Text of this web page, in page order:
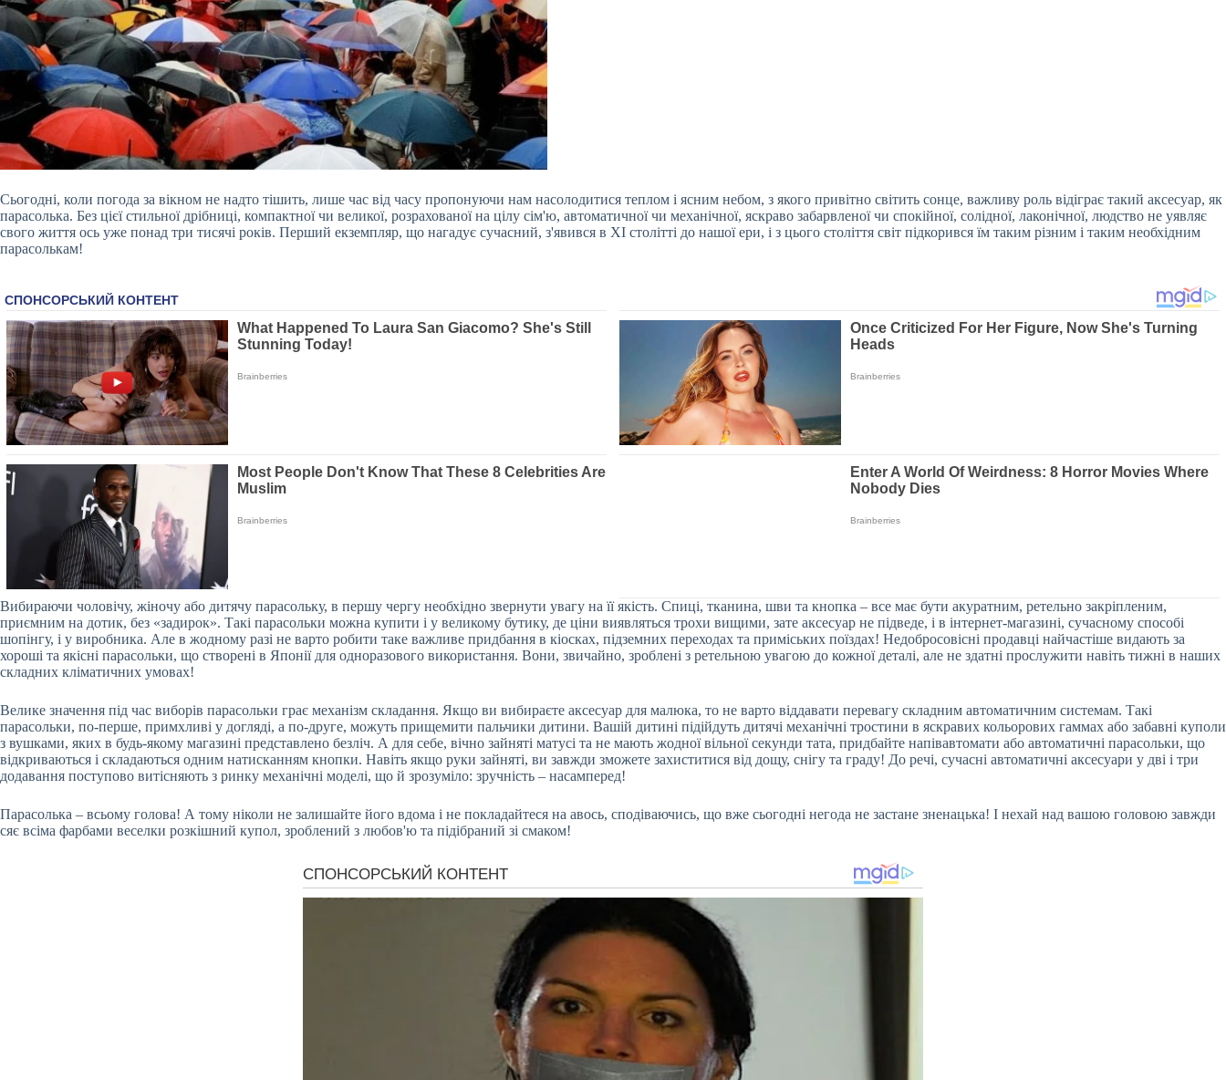
Сьогодні, коли погода за вікном не надто тішить, лише час від часу пропонуючи нам насолодитися теплом і ясним небом, з якого привітно світить сонце, важливу роль відіграє такий аксесуар, як
парасолька. Без цієї стильної дрібниці, компактної чи великої, розрахованої на цілу сім'ю, автоматичної чи механічної, яскраво забарвленої чи спокійної, солідної, лаконічної, людство не уявляє
свого життя ось уже понад три тисячі років. Перший екземпляр, що нагадує сучасний, з'явився в XI столітті до нашої ери, і з цього століття світ підкорився їм таким різним і таким необхідним
парасолькам!
Вибираючи чоловічу, жіночу або дитячу парасольку, в першу чергу необхідно звернути увагу на її якість. Спиці, тканина, шви та кнопка – все має бути акуратним, ретельно закріпленим,
приємним на дотик, без «задирок». Такі парасольки можна купити і у великому бутику, де ціни виявляться трохи вищими, зате аксесуар не підведе, і в інтернет-магазині, сучасному способі
шопінгу, і у виробника. Але в жодному разі не варто робити таке важливе придбання в кіосках, підземних переходах та приміських поїздах! Недобросовісні продавці найчастіше видають за
хороші та якісні парасольки, що створені в Японії для одноразового використання. Вони, звичайно, зроблені з ретельною увагою до кожної деталі, але не здатні прослужити навіть тижні в наших
складних кліматичних умовах!
Велике значення під час виборів парасольки грає механізм складання. Якщо ви вибираєте аксесуар для малюка, то не варто віддавати перевагу складним автоматичним системам. Такі
парасольки, по-перше, примхливі у догляді, а по-друге, можуть прищемити пальчики дитини. Вашій дитині підійдуть дитячі механічні тростини в яскравих кольорових гаммах або забавні куполи
з вушками, яких в будь-якому магазині представлено безліч. А для себе, вічно зайняті матусі та не мають жодної вільної секунди тата, придбайте напівавтомати або автоматичні парасольки, що
відкриваються і складаються одним натисканням кнопки. Навіть якщо руки зайняті, ви завжди зможете захиститися від дощу, снігу та граду! До речі, сучасні автоматичні аксесуари у дві і три
додавання поступово витісняють з ринку механічні моделі, що й зрозуміло: зручність – насамперед!
Парасолька – всьому голова! А тому ніколи не залишайте його вдома і не покладайтеся на авось, сподіваючись, що вже сьогодні негода не застане зненацька! І нехай над вашою головою завжди
сяє всіма фарбами веселки розкішний купол, зроблений з любов'ю та підібраний зі смаком!